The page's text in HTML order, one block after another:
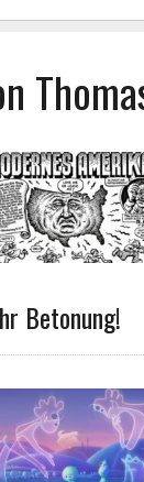
Betonung!